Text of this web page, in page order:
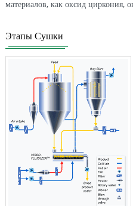
материалов, как оксид циркония,
Этапы Сушки